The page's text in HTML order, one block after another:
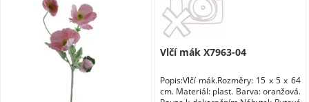
Vlčí mák X7963-04
Popis:Vlčí mák.Rozměry: 15 x 5 x 64
cm. Materiál: plast. Barva: oranžová.